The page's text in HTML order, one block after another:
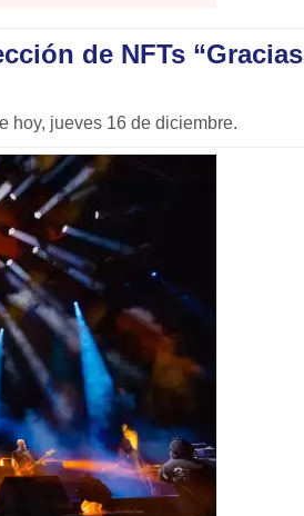
de NFTs “Gracias
hoy, jueves 16 de diciembre.